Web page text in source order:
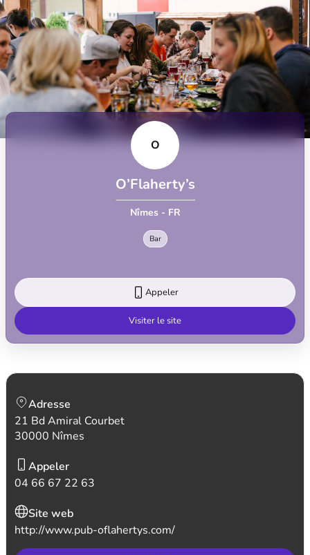
O
O’Flaherty’s
Nîmes - FR
Bar
Appeler
Visiter le site
Adresse
21 Bd Amiral Courbet
30000 Nîmes
Appeler
04 66 67 22 63
Site web
http://www.pub-oflahertys.com/